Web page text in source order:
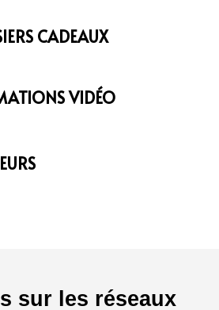
CADEAUX
VIDÉO
sur les réseaux